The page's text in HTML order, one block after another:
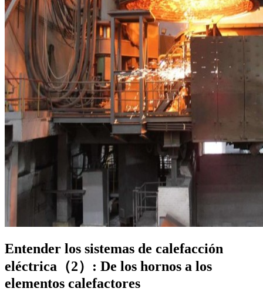
Entender los sistemas de calefacción
eléctrica（2）: De los hornos a los
elementos calefactores